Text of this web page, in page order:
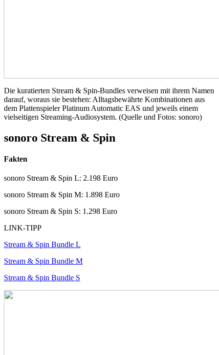
Die kuratierten Stream & Spin-Bundles verweisen mit ihrem Namen
darauf, woraus sie bestehen: Alltagsbewährte Kombinationen aus
dem Plattenspieler Platinum Automatic EAS und jeweils einem
vielseitigen Streaming-Audiosystem. (Quelle und Fotos: sonoro)
sonoro Stream & Spin
Fakten
sonoro Stream & Spin L: 2.198 Euro
sonoro Stream & Spin M: 1.898 Euro
sonoro Stream & Spin S: 1.298 Euro
LINK-TIPP
Stream & Spin Bundle L
Stream & Spin Bundle M
Stream & Spin Bundle S